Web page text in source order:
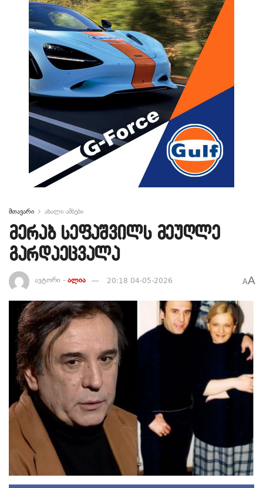
მთავარი ახალი ამბები
მერაბ სეფაშვილს მეუღლე
გარდაეცვალა
ავტორი - ალია 20:18 04-05-2026 AA